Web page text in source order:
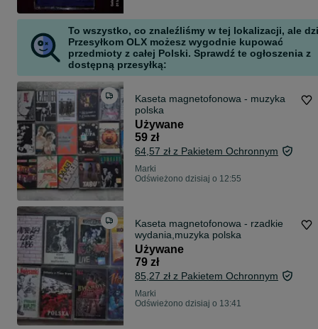
To wszystko, co znaleźliśmy w tej lokalizacji, ale
Przesyłkom OLX możesz wygodnie kupować
przedmioty z całej Polski. Sprawdź te ogłoszenia z
dostępną przesyłką:
Kaseta magnetofonowa - muzyka
polska
Używane
59 zł
64,57 zł z Pakietem Ochronnym
Marki
Odświeżono dzisiaj o 12:55
Kaseta magnetofonowa - rzadkie
wydania,muzyka polska
Używane
79 zł
85,27 zł z Pakietem Ochronnym
Marki
Odświeżono dzisiaj o 13:41